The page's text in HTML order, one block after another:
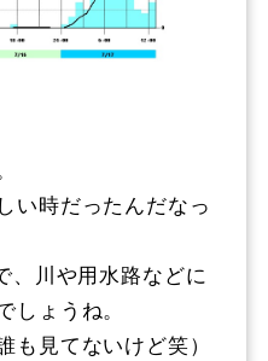
い時だったんだなっ
、川や用水路などに
ょうね。
見てないけど笑）